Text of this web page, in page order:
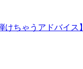
けちゃうアドバイス